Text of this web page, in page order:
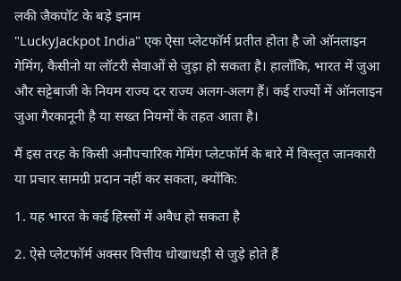
लकी जैकपॉट के बड़े इनाम
"LuckyJackpot India" एक ऐसा प्लेटफॉर्म प्रतीत होता है जो ऑनलाइन
गेमिंग, कैसीनो या लॉटरी सेवाओं से जुड़ा हो सकता है। हालाँकि, भारत में जुआ
और सट्टेबाजी के नियम राज्य दर राज्य अलग-अलग हैं। कई राज्यों में ऑनलाइन
जुआ गैरकानूनी है या सख्त नियमों के तहत आता है।
मैं इस तरह के किसी अनौपचारिक गेमिंग प्लेटफॉर्म के बारे में विस्तृत जानकारी
या प्रचार सामग्री प्रदान नहीं कर सकता, क्योंकि:
1. यह भारत के कई हिस्सों में अवैध हो सकता है
2. ऐसे प्लेटफॉर्म अक्सर वित्तीय धोखाधड़ी से जुड़े होते हैं